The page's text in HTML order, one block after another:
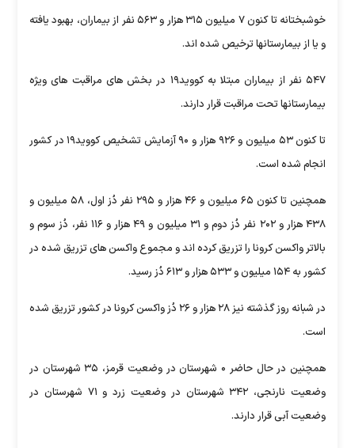
خوشبختانه تا کنون ۷ میلیون ۳۱۵ هزار و ۵۶۳ نفر از بیماران، بهبود یافته
و یا از بیمارستانها ترخیص شده اند.
۵۴۷ نفر از بیماران مبتلا به کووید۱۹ در بخش های مراقبت های ویژه
بیمارستانها تحت مراقبت قرار دارند.
تا کنون ۵۳ میلیون و ۹۲۶ هزار و ۹۰ آزمایش تشخیص کووید۱۹ در کشور
انجام شده است.
همچنین تا کنون ۶۵ میلیون و ۴۶ هزار و ۲۹۵ نفر دُز اول، ۵۸ میلیون و
۴۳۸ هزار و ۲۰۲ نفر دُز دوم و ۳۱ میلیون و ۴۹ هزار و ۱۱۶ نفر، دُز سوم و
بالاتر واکسن کرونا را تزریق کرده اند و مجموع واکسن های تزریق شده در
کشور به ۱۵۴ میلیون و ۵۳۳ هزار و ۶۱۳ دُز رسید.
در شبانه روز گذشته نیز ۲۸ هزار و ۲۶ دُز واکسن کرونا در کشور تزریق شده
است.
همچنین در حال حاضر ۰ شهرستان در وضعیت قرمز، ۳۵ شهرستان در
وضعیت نارنجی، ۳۴۲ شهرستان در وضعیت زرد و ۷۱ شهرستان در
وضعیت آبی قرار دارند.